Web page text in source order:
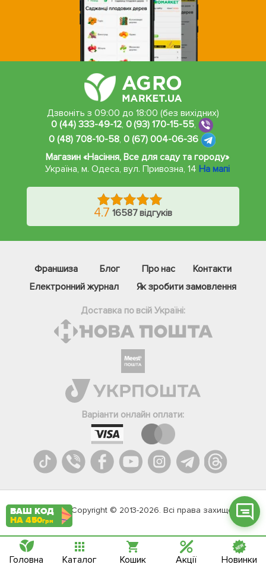
Дзвоніть з 09:00 до 18:00 (без вихідних)
0 (44) 333-49-12, 0 (93) 170-15-55,
0 (48) 708-10-58, 0 (67) 004-06-36
Магазин «Насіння, Все для саду та городу»
Україна, м. Одеса,вул. Привозна, 14 На мапі
4.7 16587 відгуків
Франшиза Блог Про нас
Контакти
Електронний журнал
Як зробити замовлення
Доставка по всій Україні:
Варіанти онлайн оплати:
Agromarket.Copyright © 2013-2026. Всі права захищені
Телеграм
Вайбер
Онлайн чат
ВАШ КОД
НА 450грн
Головна Каталог Кошик Акції Новинки